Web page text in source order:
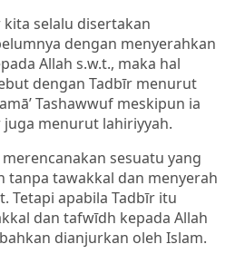
selalu disertakan
dengan menyerahkan
Allah s.w.t., maka hal
dengan Tadbīr menurut
Tashawwuf meskipun ia
menurut lahiriyyah.
sesuatu yang
tanpa tawakkal dan menyerah
Tetapi apabila Tadbīr itu
dan tafwīdh kepada Allah
dianjurkan oleh Islam.